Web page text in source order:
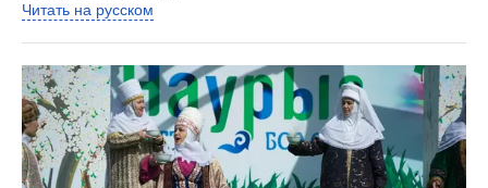
Читать на русском